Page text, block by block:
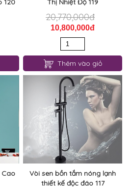
20,770,000đ
10,800,000đ
Thêm vào giỏ
Cao
Vòi sen bồn tắm nóng lạnh
thiết kế độc đáo 117